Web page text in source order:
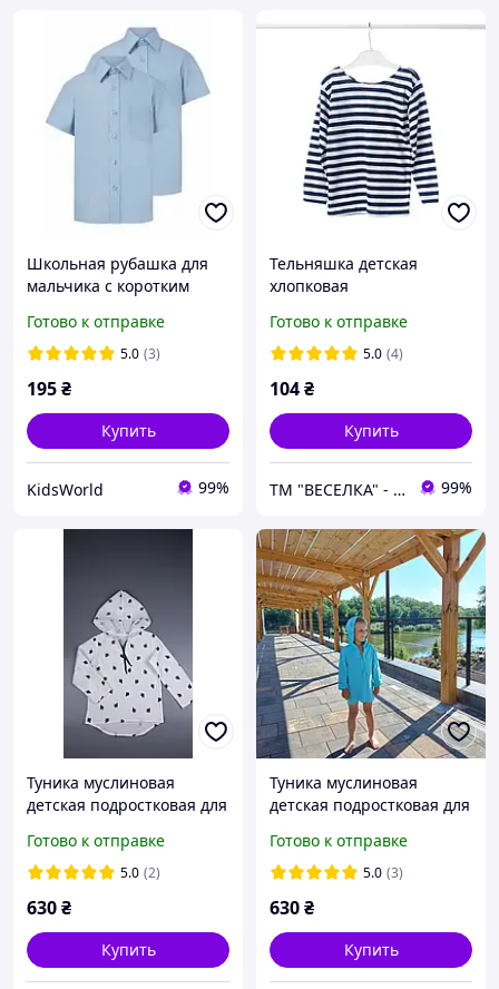
Школьная рубашка для
мальчика с коротким
размеры 104-176
Готово к отправке
5.0 (3)
195₴
Купить
KidsWorld 99%
Тельняшка детская
хлопковая
Готово к отправке
5.0 (4)
104₴
Купить
ТМ "ВЕСЕЛКА" - Фарби Вашого життя . Трикотажні вироби для усієї родини.. 99%
Туника муслиновая
детская подростковая для
рукавами и капюшоном
летняя пляжная рубашка
Готово к отправке
5.0 (2)
630₴
Купить
Туника муслиновая
детская подростковая для
рукавами и капюшоном
летняя пляжная рубашка
5
Готово к отправке
5.0 (3)
630₴
Купить